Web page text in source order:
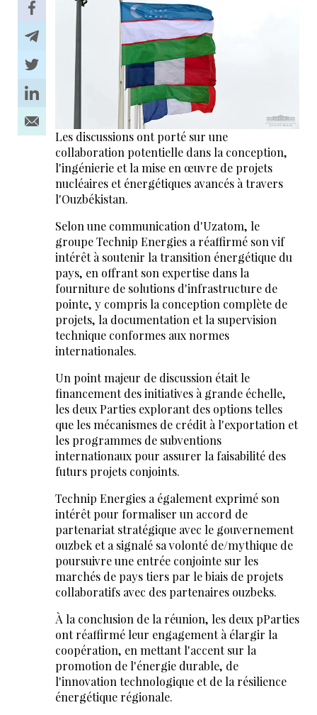
Les discussions ont porté sur une
collaboration potentielle dans la conception,
l'ingénierie et la mise en œuvre de projets
nucléaires et énergétiques avancés à travers
l'Ouzbékistan.
Selon une communication d'Uzatom, le
groupe Technip Energies a réaffirmé son vif
intérêt à soutenir la transition énergétique du
pays, en offrant son expertise dans la
fourniture de solutions d'infrastructure de
pointe, y compris la conception complète de
projets, la documentation et la supervision
technique conformes aux normes
internationales.
Un point majeur de discussion était le
financement des initiatives à grande échelle,
les deux Parties explorant des options telles
que les mécanismes de crédit à l'exportation et
les programmes de subventions
internationaux pour assurer la faisabilité des
futurs projets conjoints.
Technip Energies a également exprimé son
intérêt pour formaliser un accord de
partenariat stratégique avec le gouvernement
ouzbek et a signalé sa volonté de/mythique de
poursuivre une entrée conjointe sur les
marchés de pays tiers par le biais de projets
collaboratifs avec des partenaires ouzbeks.
À la conclusion de la réunion, les deux pParties
ont réaffirmé leur engagement à élargir la
coopération, en mettant l'accent sur la
promotion de l'énergie durable, de
l'innovation technologique et de la résilience
énergétique régionale.